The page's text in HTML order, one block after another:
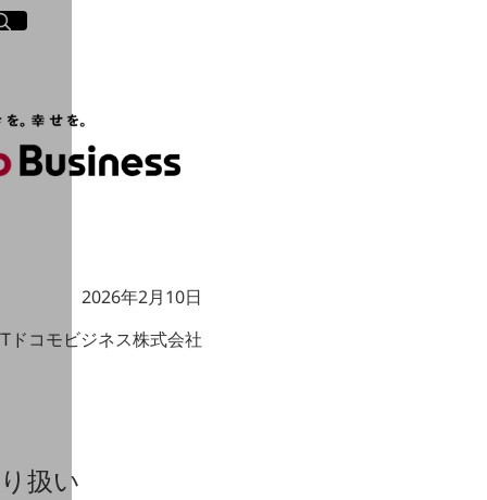
ト内検索
2026年2月10日
ドコモビジネス株式会社
扱い